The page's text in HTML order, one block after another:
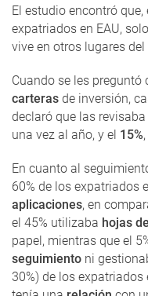
El estudio encontró
expatriados en EAU,
vive en otros lugares del
Cuando se les preguntó
carteras de inversión,
declaró que las
una vez al año, y el 15%
En cuanto al
60% de los expatriados
aplicaciones, en
el 45% utilizaba hojas
papel, mientras que el
seguimiento ni
30%) de los